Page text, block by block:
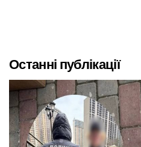
Останні публікації